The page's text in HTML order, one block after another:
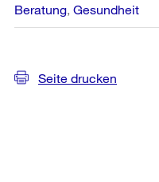
Beratung Gesundheit
Seite drucken